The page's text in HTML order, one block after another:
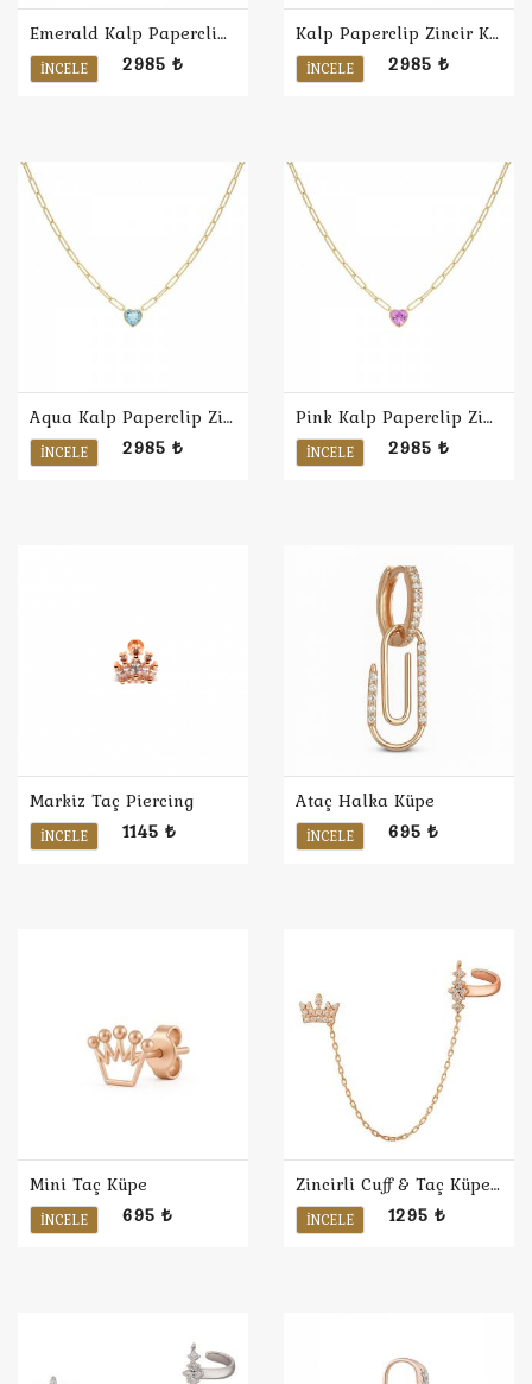
Emerald Kalp Paperclip Zincir Kolye
İNCELE 2985 ₺
Kalp Paperclip Zincir Kolye
İNCELE 2985 ₺
Aqua Kalp Paperclip Zincir Kolye
İNCELE 2985 ₺
Pink Kalp Paperclip Zincir Kolye
İNCELE 2985 ₺
Markiz Taç Piercing
İNCELE 1145 ₺
Ataç Halka Küpe
İNCELE 695 ₺
Mini Taç Küpe
İNCELE 695 ₺
Zincirli Cuff & Taç Küpe / Rose
İNCELE 1295 ₺